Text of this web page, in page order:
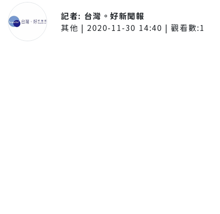
記者: 台灣。好新聞報
其他 | 2020-11-30 14:40 | 觀看數:1